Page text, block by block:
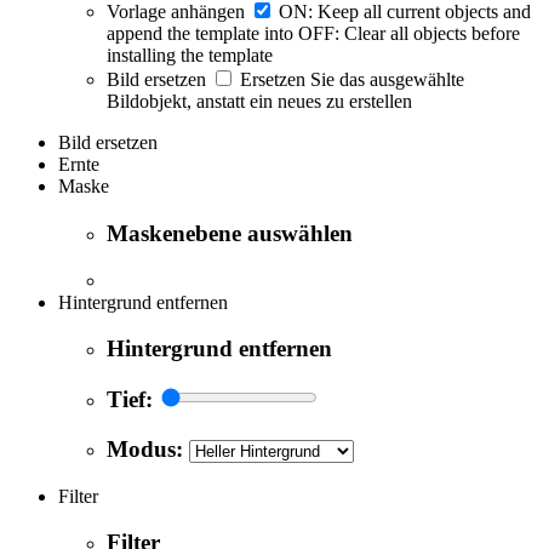
Vorlage anhängen
ON: Keep all current objects and
append the template into OFF: Clear all objects before
installing the template
Bild ersetzen
Ersetzen Sie das ausgewählte
Bildobjekt, anstatt ein neues zu erstellen
Bild ersetzen
Ernte
Maske
Maskenebene auswählen
Hintergrund entfernen
Hintergrund entfernen
Tief:
Modus:
Filter
Filter